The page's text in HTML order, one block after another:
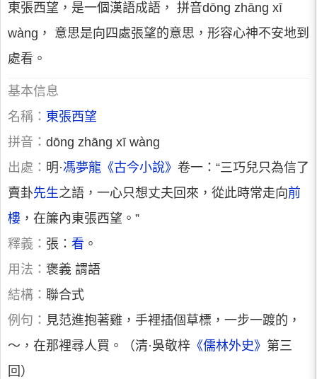
東張西望，是一個漢語成語， 拼音dōng zhāng xī
wàng， 意思是向四處張望的意思，形容心神不安地到
處看。
基本信息
名稱： 東張西望
拼音： dōng zhāng xī wàng
出處： 明·馮夢龍 《古今小說》 卷一：“三巧兒只為信了
賣卦先生之語，一心只想丈夫回來，從此時常走向前
樓 ，在簾內東張西望。”
釋義： 張： 看 。
用法： 褒義 謂語
結構： 聯合式
例句： 見范進抱著雞，手裡插個草標，一步一踱的，
～，在那裡尋人買。（清·吳敬梓 《儒林外史》 第三
回）